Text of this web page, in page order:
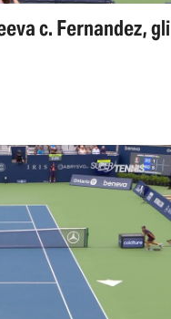
c. Fernandez, gli